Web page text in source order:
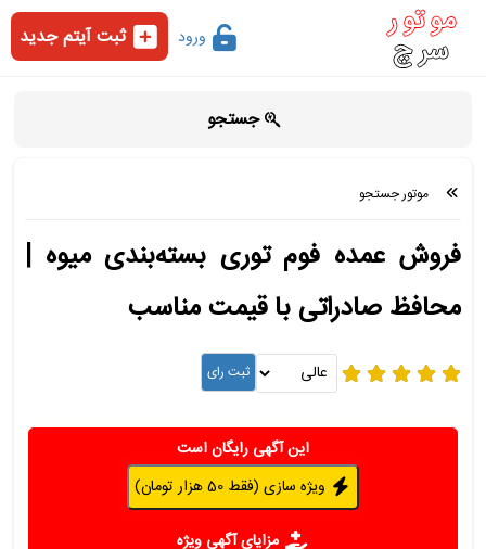
ورود ثبت آیتم جدید
جستجو
موتور جستجو
فروش عمده فوم توری بسته‌بندی میوه |
محافظ صادراتی با قیمت مناسب
این آگهی رایگان است
ویژه سازی (فقط 50 هزار تومان)
مزایای آگهی ویژه